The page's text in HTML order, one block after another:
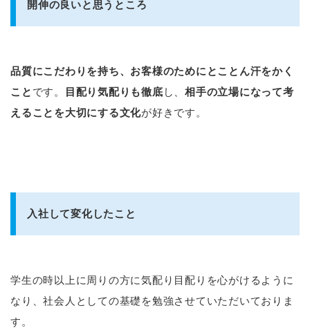
開伸の良いと思うところ
品質にこだわりを持ち、お客様のためにとことん汗をかく
こと です。 目配り気配りも徹底 し、 相手の立場になって考
えることを大切にする文化が好きです。
入社して変化したこと
学生の時以上に周りの方に気配り目配りを心がけるように
なり、社会人としての基礎を勉強させていただいておりま
す。